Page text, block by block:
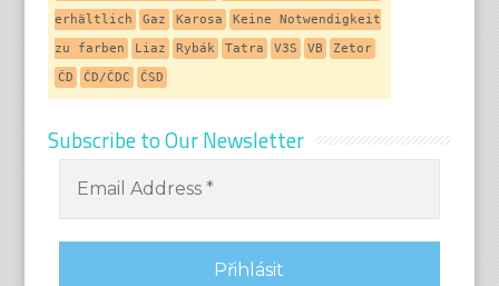
erhältlich
Gaz Karosa
Keine Notwendigkeit
zu farben
Liaz Rybák Tatra V3S VB
Zetor
ČD
ČD/ČDC ČSD
Subscribe to Our Newsletter